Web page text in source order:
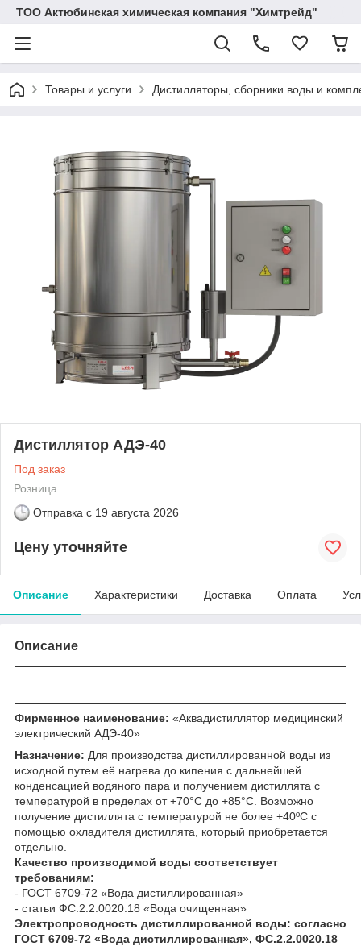
ТОО Актюбинская химическая компания "Химтрейд"
Товары и услуги Дистилляторы, сборники воды и
Дистиллятор АДЭ-40
Под заказ
Розница
Отправка с 19 августа 2026
Цену уточняйте
Описание Характеристики Доставка Оплата
Описание
Фирменное наименование: «Аквадистиллятор медицинский
электрический АДЭ-40»
Назначение: Для производства дистиллированной воды из
исходной путем её нагрева до кипения с дальнейшей
конденсацией водяного пара и получением дистиллята с
температурой в пределах от +70°С до +85°С. Возможно
получение дистиллята с температурой не более +40ºС с
помощью охладителя дистиллята, который приобретается
отдельно.
Качество производимой воды соответствует
требованиям:
- ГОСТ 6709-72 «Вода дистиллированная»
- статьи ФС.2.2.0020.18 «Вода очищенная»
Электропроводность дистиллированной воды: согласно
ГОСТ 6709-72 «Вода дистиллированная», ФС.2.2.0020.18